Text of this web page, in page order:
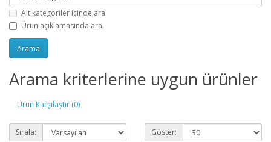
Alt kategoriler içinde ara
Ürün açıklamasında ara.
Arama kriterlerine uygun ürünler
Ürün Karşılaştır (0)
Sırala: Göster: